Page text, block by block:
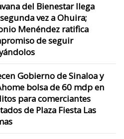
del Bienestar llega
vez a Ohuira;
Menéndez ratifica
de seguir
Gobierno de Sinaloa y
bolsa de 60 mdp en
para comerciantes
de Plaza Fiesta Las